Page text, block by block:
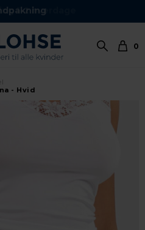
1-2 hverdage
0
- Hvid